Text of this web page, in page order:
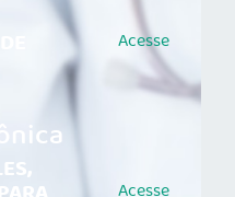
Acesse
Acesse